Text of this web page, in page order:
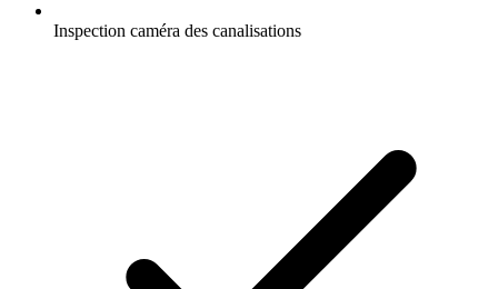
Inspection caméra des canalisations